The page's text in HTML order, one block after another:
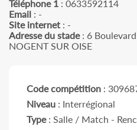
Téléphone 1 : 0633592114
Email : -
Site internet : -
Adresse du stade: 6
NOGENT SUR OISE
Code compétition :
Niveau : Interrégional
Type: Salle / Match -